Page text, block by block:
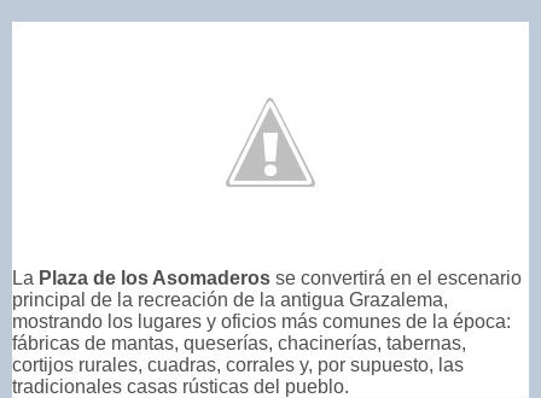
La Plaza de los Asomaderos se convertirá en el escenario
principal de la recreación de la antigua Grazalema,
mostrando los lugares y oficios más comunes de la época:
fábricas de mantas, queserías, chacinerías, tabernas,
cortijos rurales, cuadras, corrales y, por supuesto, las
tradicionales casas rústicas del pueblo.